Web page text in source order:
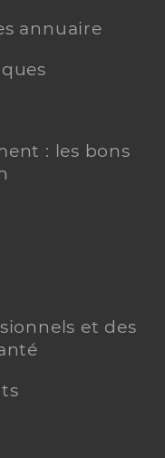
annuaire
: les bons
et des